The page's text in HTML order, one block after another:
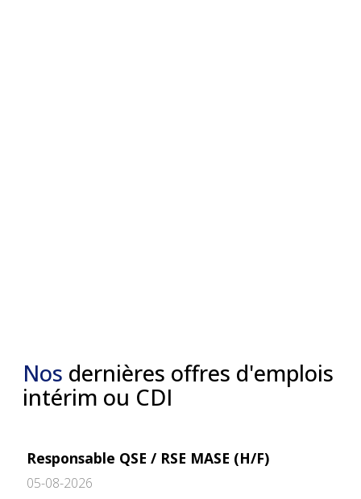
Nos dernières offres d'emplois
intérim ou CDI
Responsable QSE / RSE MASE (H/F)
05-08-2026